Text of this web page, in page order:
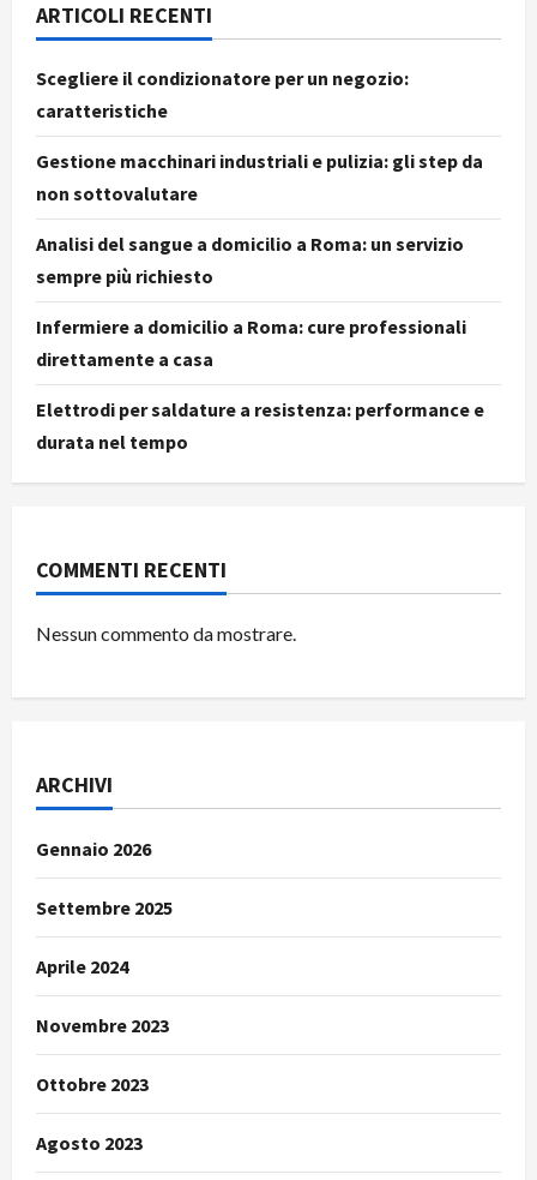
ARTICOLI RECENTI
Scegliere il condizionatore per un negozio:
caratteristiche
Gestione macchinari industriali e pulizia: gli step da
non sottovalutare
Analisi del sangue a domicilio a Roma: un servizio
sempre più richiesto
Infermiere a domicilio a Roma: cure professionali
direttamente a casa
Elettrodi per saldature a resistenza: performance e
durata nel tempo
COMMENTI RECENTI
Nessun commento da mostrare.
ARCHIVI
Gennaio 2026
Settembre 2025
Aprile 2024
Novembre 2023
Ottobre 2023
Agosto 2023